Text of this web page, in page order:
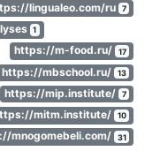
lingualeo.com/ru 7
1
https://m-food.ru/ 17
https://mbschool.ru/ 13
https://mip.institute/ 7
mitm.institute/ 10
mnogomebeli.com/ 31